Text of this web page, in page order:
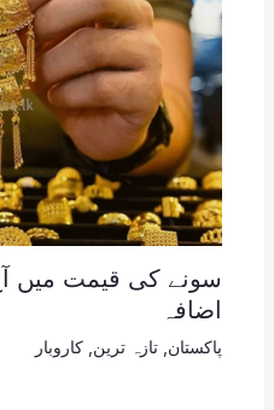
سونے کی قیمت میں
اضافہ
پاکستان تازہ ترین کاروبار